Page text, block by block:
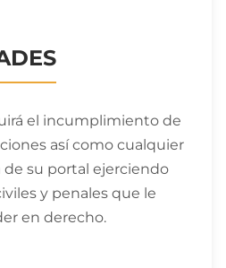
el incumplimiento de
así como cualquier
su portal ejerciendo
y penales que le
en derecho.